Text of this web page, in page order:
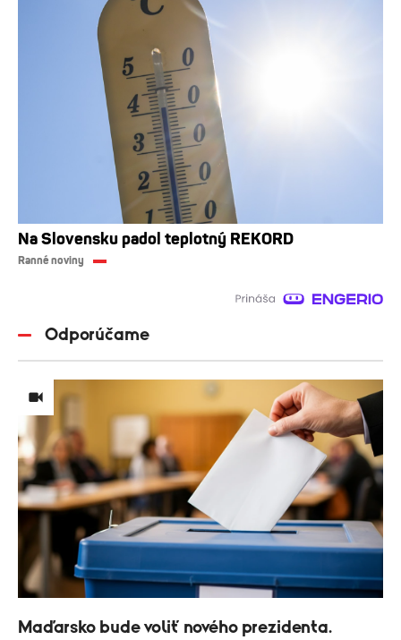
Na Slovensku padol teplotný REKORD
Ranné noviny
Odporúčame
Maďarsko bude voliť nového prezidenta.